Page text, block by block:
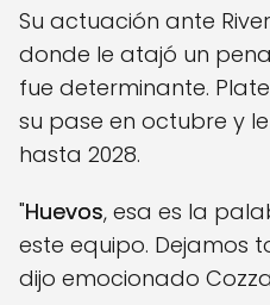
Su actuación ante
donde le atajó un
fue determinante.
su pase en octubre y
hasta 2028.
"Huevos, esa es la
este equipo. Dejamos
dijo emocionado